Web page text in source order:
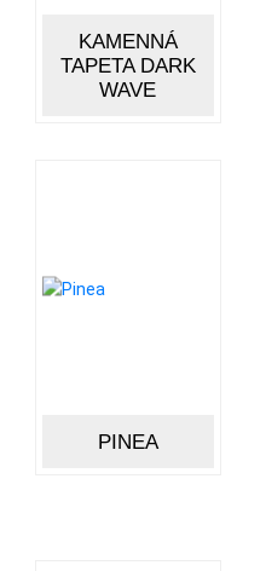
KAMENNÁ
TAPETA DARK
WAVE
PINEA